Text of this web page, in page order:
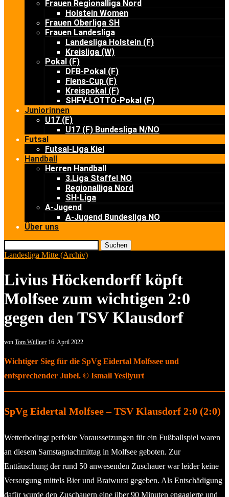
Frauen Regionalliga Nord
Holstein Women
Frauen Oberliga SH
Frauen Landesliga
Landesliga Holstein (F)
Kreisliga (W)
Pokal (F)
DFB-Pokal (F)
Flens-Cup (F)
Kreispokal (F)
SHFV-LOTTO-Pokal (F)
Juniorinnen
U17 (F)
U17 (F) Bundesliga N/NO
Futsal
Futsal-Liga Kiel
Handball
Herren Handball
3.Liga Staffel NO
Regionalliga Nord
SH-Liga
A-Jugend
A-Jugend Bundesliga NO
Über uns
Suchen
Landesliga Mitte (Archiv)
Livius Höckendorff köpft
Molfsee zum wichtigen 2:0
gegen den TSV Klausdorf
von Tom Wüllner 16. April 2022
Wichtiger Sieg für die SpVg Eidertal Molfssee und
entsprechender Jubel. © Ismail Yesilyurt
SpVg Eidertal Molfsee – TSV Klausdorf 2:0 (2:0)
Wetterbedingt perfekte Voraussetzungen für ein Fußballspiel waren
an diesem Samstagnachmittag in Molfsee geboten. Zur
Enttäuschung der rund 50 anwesenden Zuschauer war leider keine
Versorgung mittels Bier und Bratwurst gegeben. Als Entschädigung
dafür wurde den Zuschauern eine über 90 Minuten engagierte und